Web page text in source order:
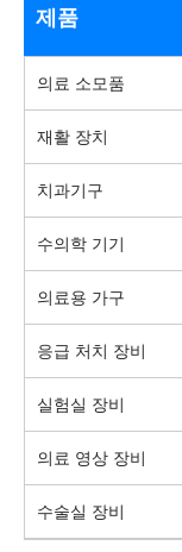
제품
의료 소모품
재활 장치
치과기구
수의학 기기
의료용 가구
응급 처치 장비
실험실 장비
의료 영상 장비
수술실 장비